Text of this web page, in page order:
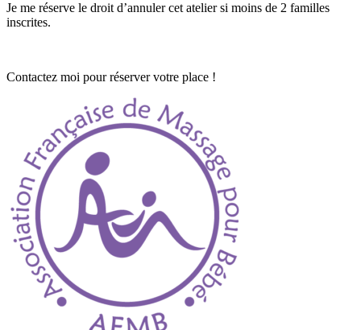
Je me réserve le droit d’annuler cet atelier si moins de 2 familles
inscrites.
Contactez moi pour réserver votre place !